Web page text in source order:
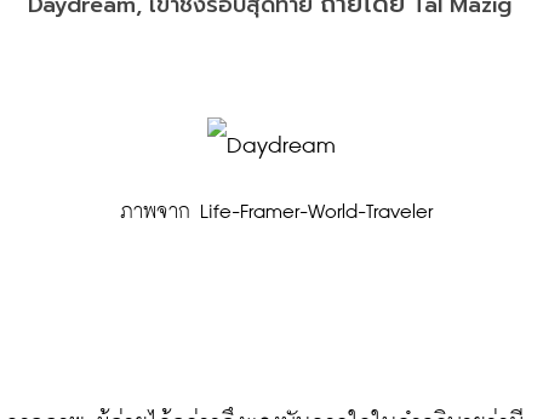
ภาพจาก Life-Framer-World-Traveler